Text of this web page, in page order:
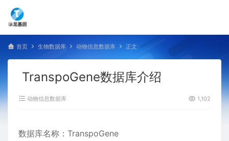
首页 生物数据库 动物信息数据库 正文
TranspoGene数据库介绍
动物信息数据库 1,102
数据库名称：TranspoGene